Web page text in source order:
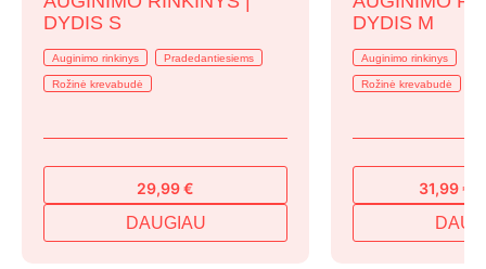
DYDIS S
Auginimo rinkinys Pradedantiesiems
Rožinė krevabudė
29,99€
DAUGIAU
DYDIS M
Auginimo rinkinys
Rožinė krevabudė
Original
price
was:
31,99€
Current
price
is: